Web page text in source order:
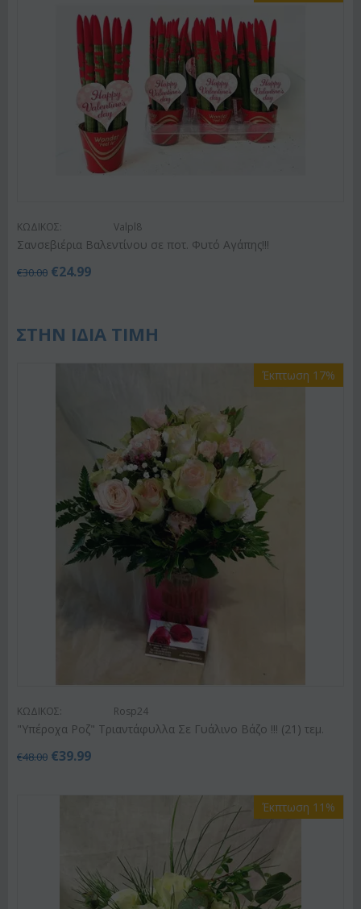
ΚΩΔΙΚΟΣ: Valpl8
Σανσεβιέρια Βαλεντίνου σε ποτ. Φυτό Αγάπης!!!
€30.00 €24.99
ΣΤΗΝ ΙΔΙΑ ΤΙΜΗ
Έκπτωση 17%
ΚΩΔΙΚΟΣ: Rosp24
"Υπέροχα Ροζ" Τριαντάφυλλα Σε Γυάλινο Βάζο !!! (21) τεμ.
€48.00 €39.99
Έκπτωση 11%